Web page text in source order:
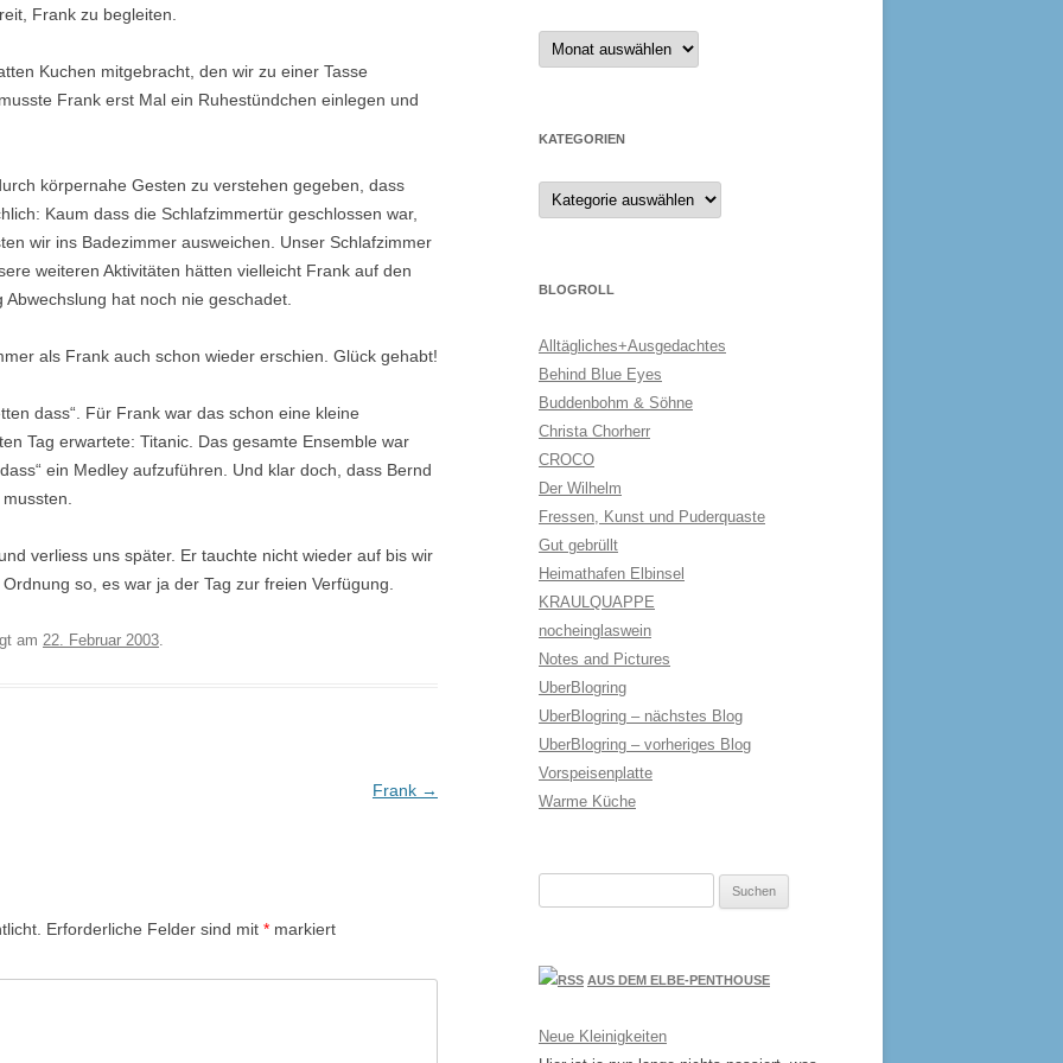
Frank zu begleiten.
Kuchen mitgebracht, den wir zu einer Tasse
Frank erst Mal ein Ruhestündchen einlegen und
körpernahe Gesten zu verstehen gegeben, dass
Kaum dass die Schlafzimmertür geschlossen war,
wir ins Badezimmer ausweichen. Unser Schlafzimmer
weiteren Aktivitäten hätten vielleicht Frank auf den
hat noch nie geschadet.
als Frank auch schon wieder erschien. Glück gehabt!
dass“. Für Frank war das schon eine kleine
Tag erwartete: Titanic. Das gesamte Ensemble war
ein Medley aufzuführen. Und klar doch, dass Bernd
verliess uns später. Er tauchte nicht wieder auf bis wir
so, es war ja der Tag zur freien Verfügung.
am 22. Februar 2003.
Frank →
Erforderliche Felder sind mit * markiert
Archiv
KATEGORIEN
Kategorien
BLOGROLL
Alltägliches+Ausgedachtes
Behind Blue Eyes
Buddenbohm & Söhne
Christa Chorherr
CROCO
Der Wilhelm
Fressen, Kunst und Puderquaste
Gut gebrüllt
Heimathafen Elbinsel
KRAULQUAPPE
nocheinglaswein
Notes and Pictures
UberBlogring
UberBlogring – nächstes Blog
UberBlogring – vorheriges Blog
Vorspeisenplatte
Warme Küche
AUS DEM ELBE-PENTHOUSE
Neue Kleinigkeiten